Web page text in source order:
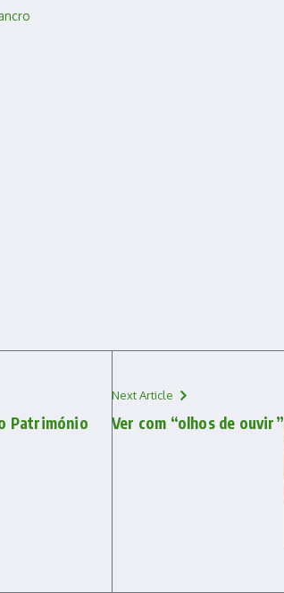
Património
Next Article
Ver com “olhos de ouvir”